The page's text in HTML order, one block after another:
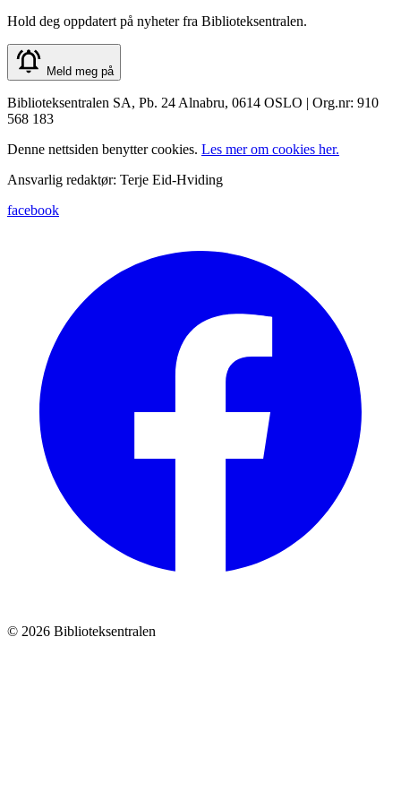
Hold deg oppdatert på nyheter fra Biblioteksentralen.
Meld meg på
Biblioteksentralen SA, Pb. 24 Alnabru, 0614 OSLO | Org.nr: 910
568 183
Denne nettsiden benytter cookies. Les mer om cookies her.
Ansvarlig redaktør: Terje Eid-Hviding
facebook
© 2026 Biblioteksentralen